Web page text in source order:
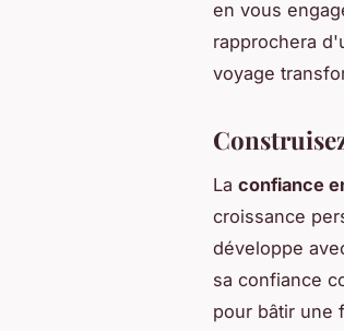
en vous
rapprochera
voyage
La confiance
croissance
développe
sa confiance
pour bâtir une